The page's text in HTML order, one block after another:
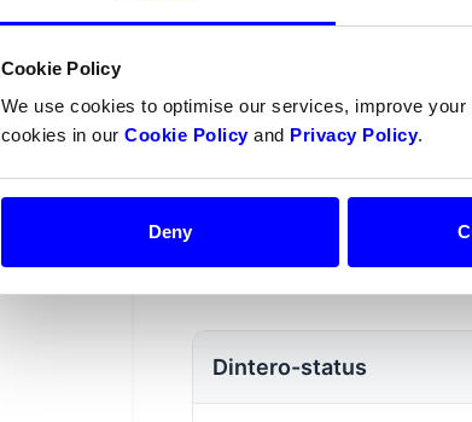
Cookie Policy
We use cookies to optimise our services, improve
cookies in our Cookie Policyand Privacy Policy.
Deny
Om du
Vi vill att du om möjligt
orderstatus i Dintero
för varje status i tabellen
Dintero-status